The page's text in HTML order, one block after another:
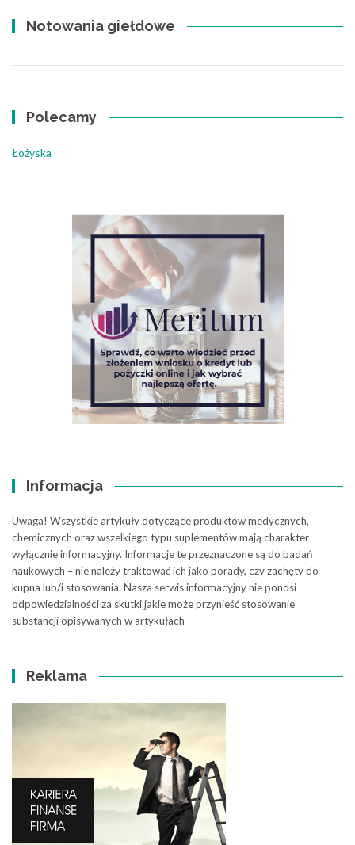
Notowania giełdowe
Polecamy
Łożyska
Informacja
Uwaga! Wszystkie artykuły dotyczące produktów medycznych,
chemicznych oraz wszelkiego typu suplementów mają charakter
wyłącznie informacyjny. Informacje te przeznaczone są do badań
naukowych – nie należy traktować ich jako porady, czy zachęty do
kupna lub/i stosowania. Nasza serwis informacyjny nie ponosi
odpowiedzialności za skutki jakie może przynieść stosowanie
substancji opisywanych w artykułach
Reklama